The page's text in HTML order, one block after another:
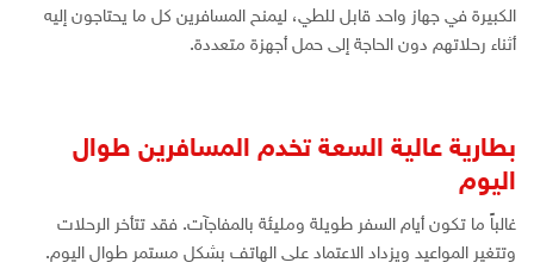
الكبيرة في جهاز واحد قابل للطي، ليمنح المسافرين كل ما يحتاجون إليه
أثناء رحلاتهم دون الحاجة إلى حمل أجهزة متعددة.
بطارية عالية السعة تخدم المسافرين طوال
اليوم
غالباً ما تكون أيام السفر طويلة ومليئة بالمفاجآت. فقد تتأخر الرحلات
وتتغير المواعيد ويزداد الاعتماد على الهاتف بشكل مستمر طوال اليوم.